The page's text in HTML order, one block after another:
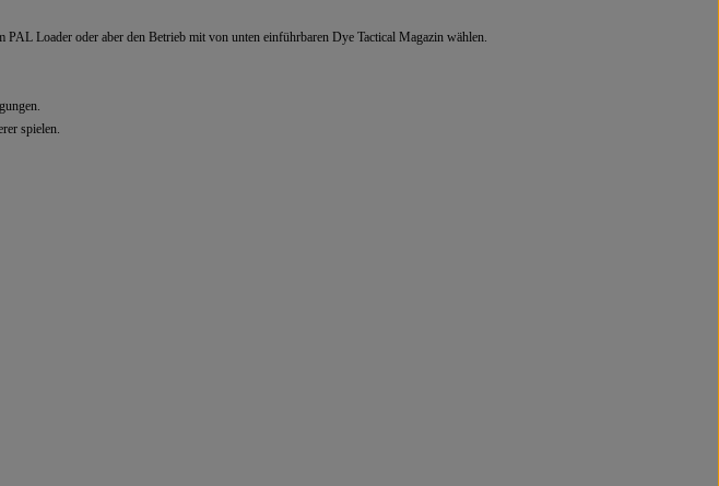
Loader oder aber den Betrieb mit von unten einführbaren Dye Tactical Magazin wählen.
spielen.